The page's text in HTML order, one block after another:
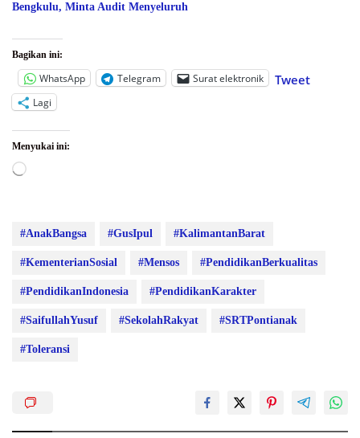
Bengkulu, Minta Audit Menyeluruh
Bagikan ini:
WhatsApp Telegram Surat elektronik Tweet
Lagi
Menyukai ini:
Memuat...
#AnakBangsa #GusIpul #KalimantanBarat
#KementerianSosial #Mensos #PendidikanBerkualitas
#PendidikanIndonesia #PendidikanKarakter
#SaifullahYusuf #SekolahRakyat #SRTPontianak
#Toleransi